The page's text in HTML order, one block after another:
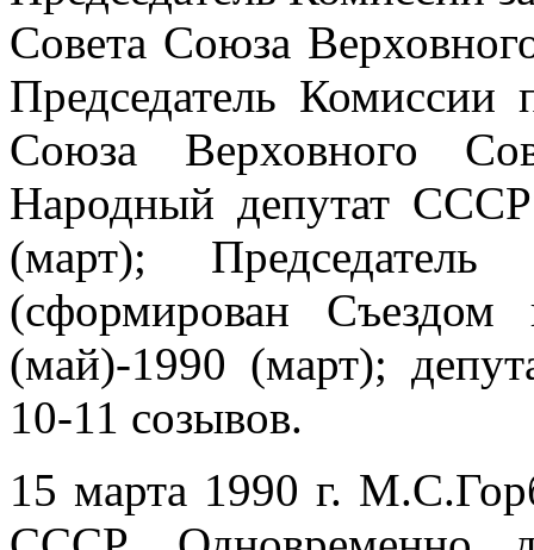
Совета Союза
Председатель
Союза Верховного
Народный депутат
(март);
(сформирован
(май)-1990 (март);
10-11 созывов.
15 марта 1990 г.